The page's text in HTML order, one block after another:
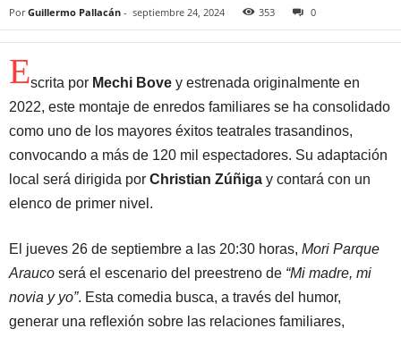
Por Guillermo Pallacán - septiembre 24, 2024 353 0
Escrita por Mechi Bove y estrenada originalmente en
2022, este montaje de enredos familiares se ha consolidado
como uno de los mayores éxitos teatrales trasandinos,
convocando a más de 120 mil espectadores. Su adaptación
local será dirigida por Christian Zúñiga y contará con un
elenco de primer nivel.
El jueves 26 de septiembre a las 20:30 horas, Mori Parque
Arauco será el escenario del preestreno de “Mi madre, mi
novia y yo”. Esta comedia busca, a través del humor,
generar una reﬂexión sobre las relaciones familiares,